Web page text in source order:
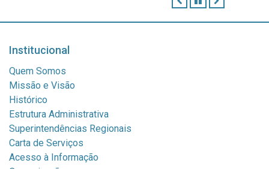
Institucional
Quem Somos
Missão e Visão
Histórico
Estrutura Administrativa
Superintendências Regionais
Carta de Serviços
Acesso à Informação